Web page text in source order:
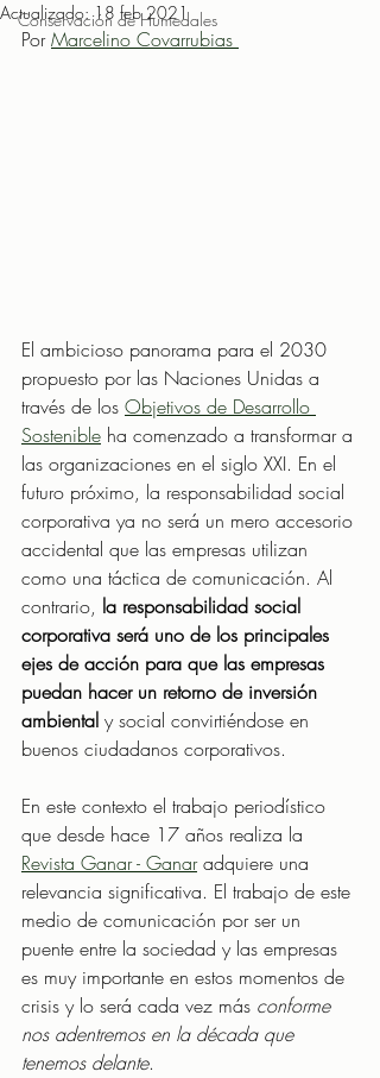
Conservación de Humedales
Actualizado:18 feb 2021
Por Marcelino Covarrubias
El ambicioso panorama para el 2030
propuesto por las Naciones Unidas a
través de los Objetivos de Desarrollo
Sostenible ha comenzado a transformar a
las organizaciones en el siglo XXI. En el
futuro próximo, la responsabilidad social
corporativa ya no será un mero accesorio
accidental que las empresas utilizan
como una táctica de comunicación. Al
contrario, la responsabilidad social
corporativa será uno de los principales
ejes de acción para que las empresas
puedan hacer un retorno de inversión
ambiental y social convirtiéndose en
buenos ciudadanos corporativos.
En este contexto el trabajo periodístico
que desde hace 17 años realiza la
Revista Ganar - Ganar adquiere una
relevancia significativa. El trabajo de este
medio de comunicación por ser un
puente entre la sociedad y las empresas
es muy importante en estos momentos de
crisis y lo será cada vez más conforme
nos adentremos en la década que
tenemos delante.